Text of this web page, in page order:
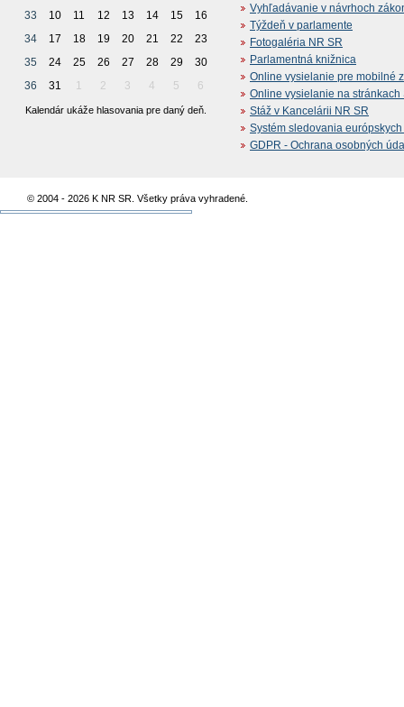
33
10 11 12 13 14 15
16
34
17 18 19 20 21 22
23
35
24 25 26 27 28 29
30
36
31 1 2 3 4 5 6
Kalendár ukáže hlasovania pre daný deň.
Vyhľadávanie v návrhoch
Týždeň v parlamente
Fotogaléria NR SR
Parlamentná knižnica
Online vysielanie pre mobilné
Online vysielanie na stránkach
Stáž v Kancelárii NR SR
Systém sledovania
GDPR - Ochrana osobných
© 2004 - 2026 K NR SR. Všetky práva vyhradené.